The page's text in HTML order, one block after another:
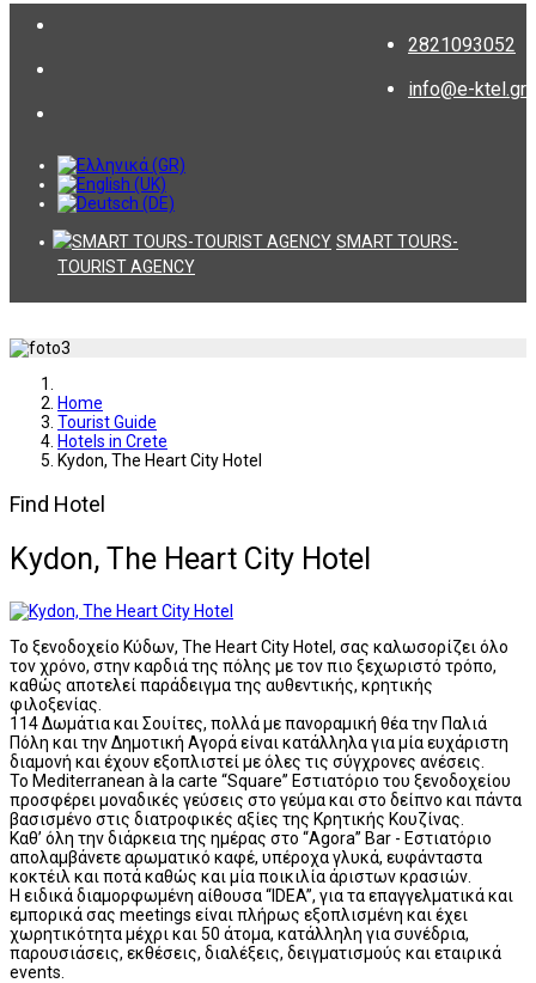
2821093052
info@e-ktel.gr
SMART TOURS-
TOURIST AGENCY
Home
Tourist Guide
Hotels in Crete
Kydon, The Heart City Hotel
Find Hotel
Kydon, The Heart City Hotel
Το ξενοδοχείο Κύδων, The Heart City Hotel, σας καλωσορίζει όλο
τον χρόνο, στην καρδιά της πόλης με τον πιο ξεχωριστό τρόπο,
καθώς αποτελεί παράδειγμα της αυθεντικής, κρητικής
φιλοξενίας.
114 Δωμάτια και Σουίτες, πολλά με πανοραμική θέα την Παλιά
Πόλη και την Δημοτική Αγορά είναι κατάλληλα για μία ευχάριστη
διαμονή και έχουν εξοπλιστεί με όλες τις σύγχρονες ανέσεις.
Το Mediterranean à la carte “Square” Εστιατόριο του ξενοδοχείου
προσφέρει μοναδικές γεύσεις στο γεύμα και στο δείπνο και πάντα
βασισμένο στις διατροφικές αξίες της Κρητικής Κουζίνας.
Καθ’ όλη την διάρκεια της ημέρας στο “Agora” Bar - Εστιατόριο
απολαμβάνετε αρωματικό καφέ, υπέροχα γλυκά, ευφάνταστα
κοκτέιλ και ποτά καθώς και μία ποικιλία άριστων κρασιών.
Η ειδικά διαμορφωμένη αίθουσα “IDEA”, για τα επαγγελματικά και
εμπορικά σας meetings είναι πλήρως εξοπλισμένη και έχει
χωρητικότητα μέχρι και 50 άτομα, κατάλληλη για συνέδρια,
παρουσιάσεις, εκθέσεις, διαλέξεις, δειγματισμούς και εταιρικά
events.